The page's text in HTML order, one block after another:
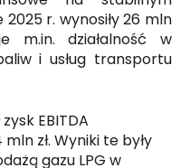
r. wynosiły 26 mln
m.in. działalność w
i usług transportu
EBITDA
zł. Wyniki te były
gazu LPG w